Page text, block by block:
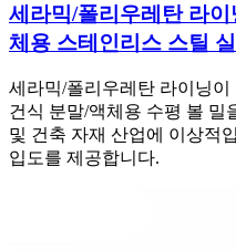
세라믹/폴리우레탄 라
체용 스테인리스 스틸
세라믹/폴리우레탄 라이닝
건식 분말/액체용 수평 볼 밀
및 건축 자재 산업에 이상적
입도를 제공합니다.